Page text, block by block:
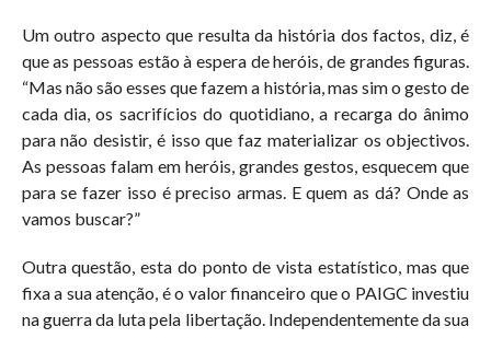
Um outro aspecto que resulta da história dos factos, diz, é
que as pessoas estão à espera de heróis, de grandes figuras.
“Mas não são esses que fazem a história, mas sim o gesto de
cada dia, os sacrifícios do quotidiano, a recarga do ânimo
para não desistir, é isso que faz materializar os objectivos.
As pessoas falam em heróis, grandes gestos, esquecem que
para se fazer isso é preciso armas. E quem as dá? Onde as
vamos buscar?”
Outra questão, esta do ponto de vista estatístico, mas que
fixa a sua atenção, é o valor financeiro que o PAIGC investiu
na guerra da luta pela libertação. Independentemente da sua